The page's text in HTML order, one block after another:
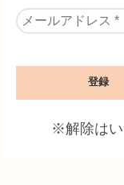
※解除はい